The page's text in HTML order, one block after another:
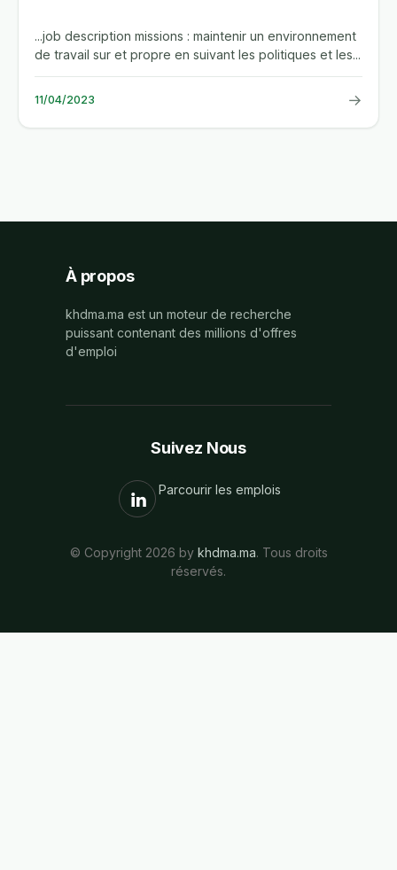
...job description missions : maintenir un environnement
de travail sur et propre en suivant les politiques et les...
11/04/2023 →
À propos
khdma.ma est un moteur de recherche
puissant contenant des millions d'offres
d'emploi
Suivez Nous
Parcourir les emplois
© Copyright 2026 by khdma.ma. Tous droits
réservés.